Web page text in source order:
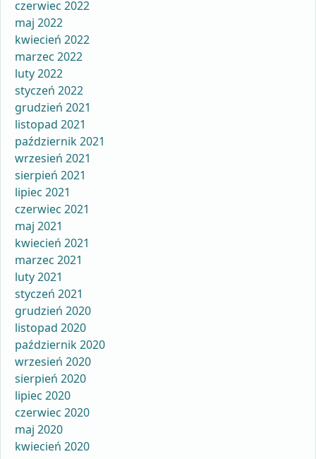
czerwiec 2022
maj 2022
kwiecień 2022
marzec 2022
luty 2022
styczeń 2022
grudzień 2021
listopad 2021
październik 2021
wrzesień 2021
sierpień 2021
lipiec 2021
czerwiec 2021
maj 2021
kwiecień 2021
marzec 2021
luty 2021
styczeń 2021
grudzień 2020
listopad 2020
październik 2020
wrzesień 2020
sierpień 2020
lipiec 2020
czerwiec 2020
maj 2020
kwiecień 2020